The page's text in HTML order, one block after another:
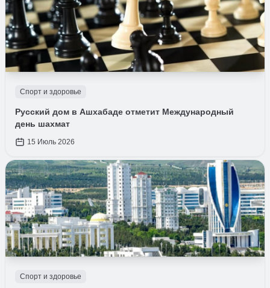
Спорт и здоровье
Русский дом в Ашхабаде отметит Международный
день шахмат
15 Июль 2026
Спорт и здоровье